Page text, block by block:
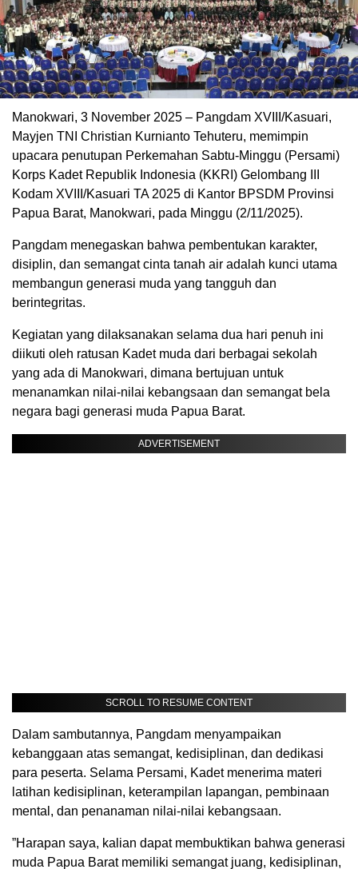
​Manokwari, 3 November 2025 – Pangdam XVIII/Kasuari,
Mayjen TNI Christian Kurnianto Tehuteru, memimpin
upacara penutupan Perkemahan Sabtu-Minggu (Persami)
Korps Kadet Republik Indonesia (KKRI) Gelombang III
Kodam XVIII/Kasuari TA 2025 di Kantor BPSDM Provinsi
Papua Barat, Manokwari, pada Minggu (2/11/2025).
​Pangdam menegaskan bahwa pembentukan karakter,
disiplin, dan semangat cinta tanah air adalah kunci utama
membangun generasi muda yang tangguh dan
berintegritas.
​Kegiatan yang dilaksanakan selama dua hari penuh ini
diikuti oleh ratusan Kadet muda dari berbagai sekolah
yang ada di Manokwari, dimana bertujuan untuk
menanamkan nilai-nilai kebangsaan dan semangat bela
negara bagi generasi muda Papua Barat.
ADVERTISEMENT
SCROLL TO RESUME CONTENT
​Dalam sambutannya, Pangdam menyampaikan
kebanggaan atas semangat, kedisiplinan, dan dedikasi
para peserta. Selama Persami, Kadet menerima materi
latihan kedisiplinan, keterampilan lapangan, pembinaan
mental, dan penanaman nilai-nilai kebangsaan.
​”Harapan saya, kalian dapat membuktikan bahwa generasi
muda Papua Barat memiliki semangat juang, kedisiplinan,